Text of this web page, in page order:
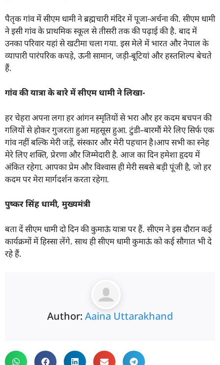
पैतृक गांव में सीएम धामी ने ब्रह्मचारी मंदिर में पूजा-अर्चना की. सीएम धामी
ने इसी गांव के प्राथमिक स्कूल से तीसरी तक की पढ़ाई की है. बाद में
उनका परिवार यहां से खटीमा चला गया. इस मेले में भारत और नेपाल के
व्यापारी पारंपरिक कपड़े, ऊनी सामान, जड़ी-बूटियां और हस्तशिल्प बेचते
हैं.
गांव की यात्रा के बारे में सीएम धामी ने लिखा-
हर चेहरा अपना लगा हर आंगन स्मृतियों से भरा और हर कदम बचपन की
गलियों से होकर गुजरता हुआ महसूस हुआ. टुंडी–बारमौं मेरे लिए सिर्फ एक
गांव नहीं बल्कि मेरी जड़ें, संस्कार और मेरी पहचान है।आप सभी का स्नेह
मेरे लिए शक्ति, प्रेरणा और जिम्मेदारी है. आज का दिन हमेशा हृदय में
अंकित रहेगा. आपका प्रेम और विश्वास ही मेरी सबसे बड़ी पूंजी है, जो हर
कदम पर मेरा मार्गदर्शन करता रहेगा.
पुष्कर सिंह धामी, मुख्यमंत्री
बता दें सीएम धामी दो दिन की कुमाऊं यात्रा पर हैं. सीएम ने इस दौरान कई
कार्यक्रमों में हिस्सा लेंगे. साथ ही सीएम धामी कुमाऊं को कई सौगात भी दे
रहे हैं.
Author: Aaina Uttarakhand